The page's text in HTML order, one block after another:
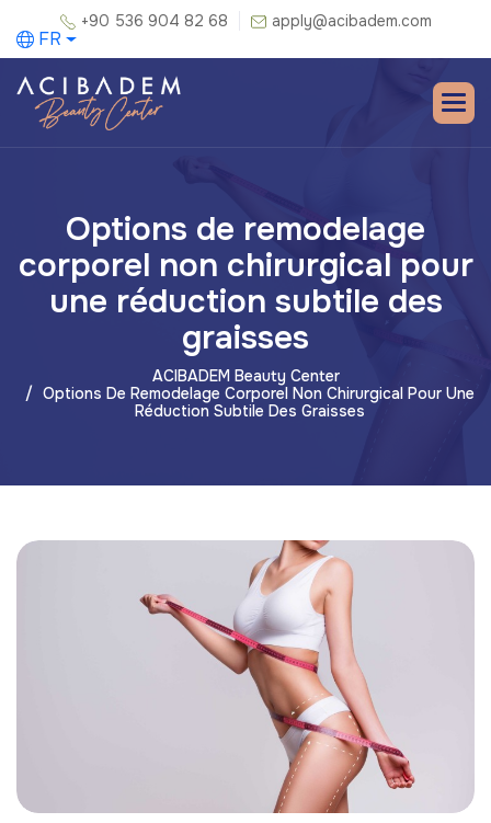
+90 536 904 82 68 apply@acibadem.com
FR
Options de remodelage
corporel non chirurgical pour
une réduction subtile des
graisses
ACIBADEM Beauty Center
Options De Remodelage Corporel Non Chirurgical Pour Une
Réduction Subtile Des Graisses